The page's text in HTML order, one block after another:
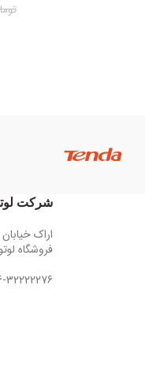
شرکت
اراک
فروشگاه
32222276